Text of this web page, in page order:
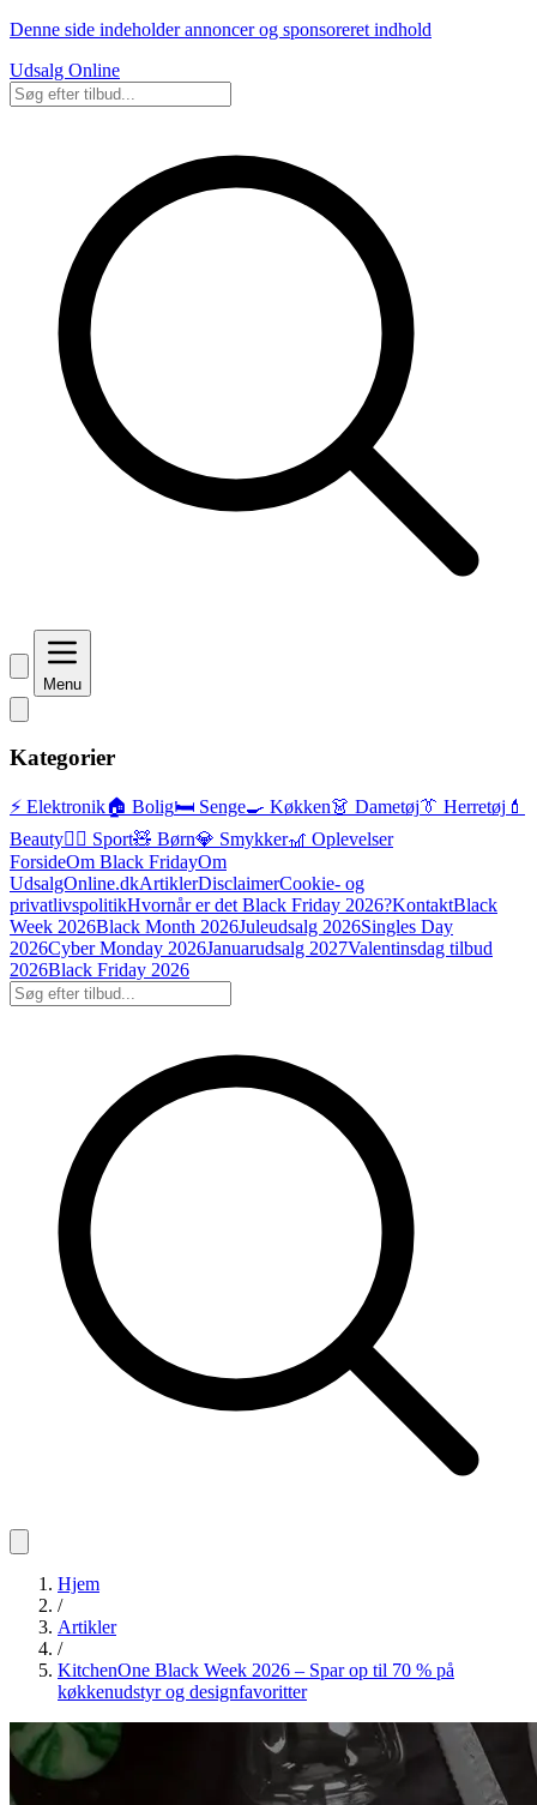
Denne side indeholder annoncer og sponsoreret indhold
Udsalg Online
Menu
Kategorier
⚡ Elektronik🏠 Bolig🛏️ Senge🍳 Køkken👗 Dametøj👔 Herretøj 💄
Beauty🏃‍♂️ Sport🧸 Børn💎 Smykker🎢 Oplevelser
ForsideOm Black FridayOm
UdsalgOnline.dkArtiklerDisclaimerCookie- og
privatlivspolitikHvornår er det Black Friday 2026?KontaktBlack
Week 2026Black Month 2026Juleudsalg 2026Singles Day
2026Cyber Monday 2026Januarudsalg 2027Valentinsdag tilbud
2026Black Friday 2026
Hjem
/
Artikler
/
KitchenOne Black Week 2026 – Spar op til 70 % på
køkkenudstyr og designfavoritter